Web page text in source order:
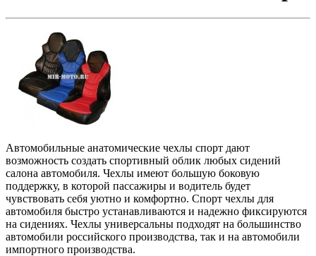
Автомобильные анатомические чехлы спорт дают
возможность создать спортивный облик любых сидений
салона автомобиля. Чехлы имеют большую боковую
поддержку, в которой пассажиры и водитель будет
чувствовать себя уютно и комфортно. Спорт чехлы для
автомобиля быстро устанавливаются и надежно фиксируются
на сидениях. Чехлы универсальны подходят на большинство
автомобили российского производства, так и на автомобили
импортного производства.